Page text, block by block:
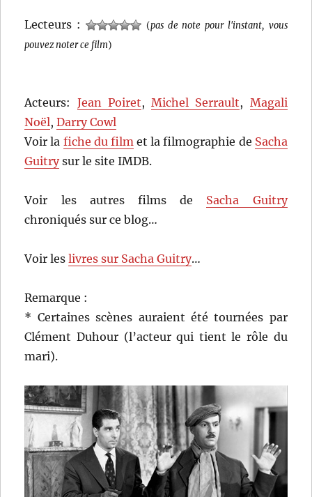
Lecteurs : (pas de note pour l'instant, vous
pouvez noter ce film)
Acteurs: Jean Poiret,Michel Serrault, Magali
Noël,Darry Cowl
Voir la fiche du film et la filmographie de Sacha
Guitrysur le site IMDB.
Voir les autres films de Sacha Guitry
chroniqués sur ce blog…
Voir leslivres sur Sacha Guitry…
Remarque :
* Certaines scènes auraient été tournées par
Clément Duhour (l’acteur qui tient le rôle du
mari).